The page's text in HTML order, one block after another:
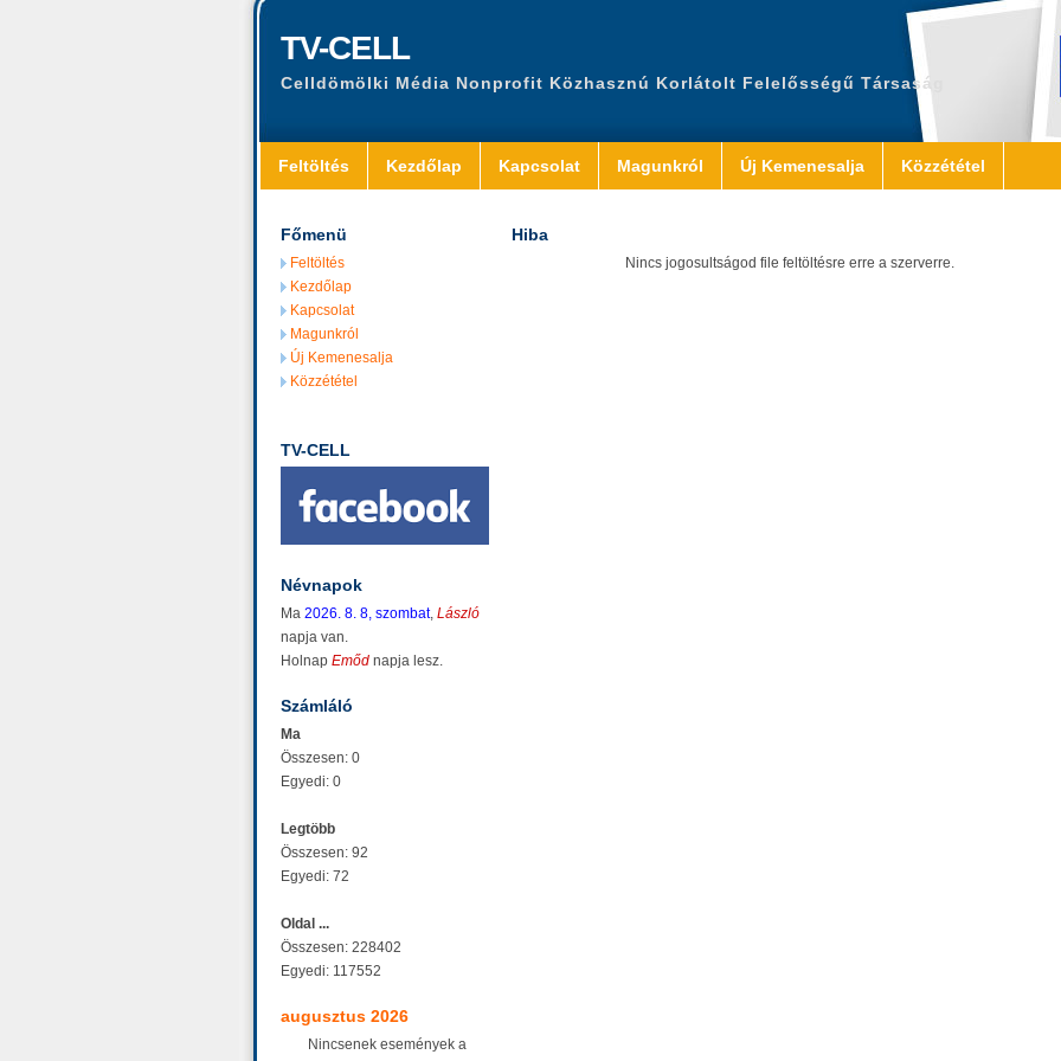
TV-CELL
Celldömölki Média Nonprofit Közhasznú Korlátolt Felelősségű Társaság
Feltöltés Kezdőlap Kapcsolat Magunkról Új Kemenesalja Közzététel
Főmenü
Feltöltés
Kezdőlap
Kapcsolat
Magunkról
Új Kemenesalja
Közzététel
TV-CELL
Névnapok
Ma 2026. 8. 8, szombat, László
napja van.
Holnap Emőd napja lesz.
Számláló
Ma
Összesen: 0
Egyedi: 0
Legtöbb
Összesen: 92
Egyedi: 72
Oldal ...
Összesen: 228402
Egyedi: 117552
augusztus 2026
Nincsenek események a
Hiba
Nincs jogosultságod file feltöltésre erre a szerverre.